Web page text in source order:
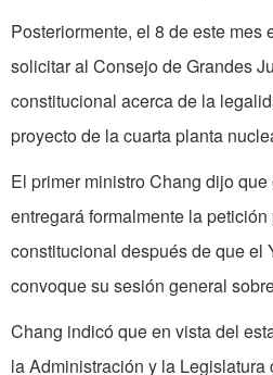
Posteriormente, el 8 de este
solicitar al Consejo de Grandes
constitucional acerca de la
proyecto de la cuarta planta
El primer ministro Chang dijo
entregará formalmente la
constitucional después de que el
convoque su sesión general
Chang indicó que en vista del
la Administración y la